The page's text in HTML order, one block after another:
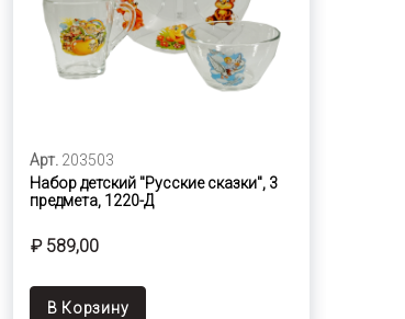
Арт. 203503
Набор детский "Русские сказки", 3
предмета, 1220-Д
₽ 589,00
В Корзину